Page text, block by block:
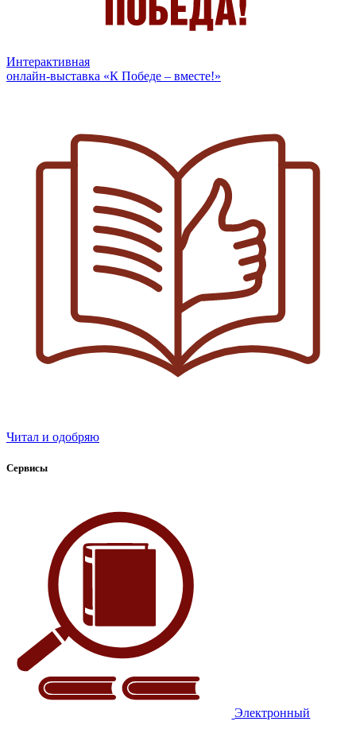
Интерактивная
онлайн-выставка «К Победе – вместе!»
Читал и одобряю
Сервисы
Электронный